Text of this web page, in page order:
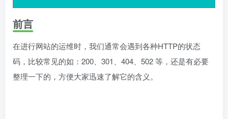
前言
在进行网站的运维时，我们通常会遇到各种HTTP的状态
码，比较常见的如：200、301、404、502 等，还是有必要
整理一下的，方便大家迅速了解它的含义。